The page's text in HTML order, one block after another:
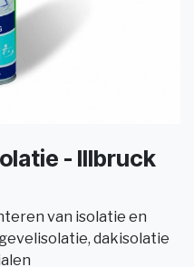
- Illbruck
van isolatie en
dakisolatie